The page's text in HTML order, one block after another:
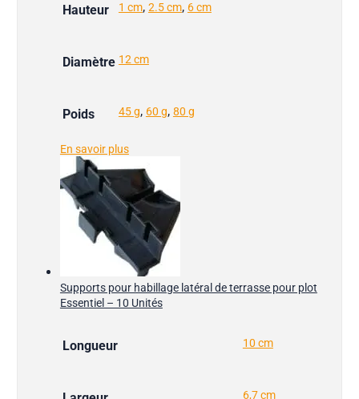
Hauteur 1 cm, 2.5 cm, 6 cm
Diamètre 12 cm
Poids 45 g, 60 g, 80 g
En savoir plus
Supports pour habillage latéral de terrasse pour plot
Essentiel – 10 Unités
Longueur 10 cm
6,7 cm